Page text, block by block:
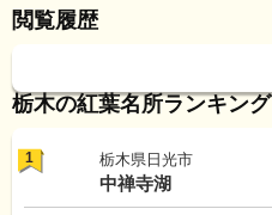
閲覧履歴
栃木の紅葉名所ランキング
1 栃木県日光市
中禅寺湖